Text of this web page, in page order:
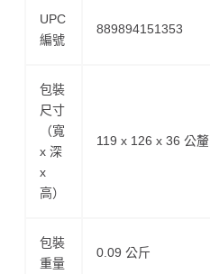
UPC
編號
889894151353
包裝
尺寸
（寬
x 深
x
高）
119 x 126 x 36 公釐
包裝
重量
0.09 公斤